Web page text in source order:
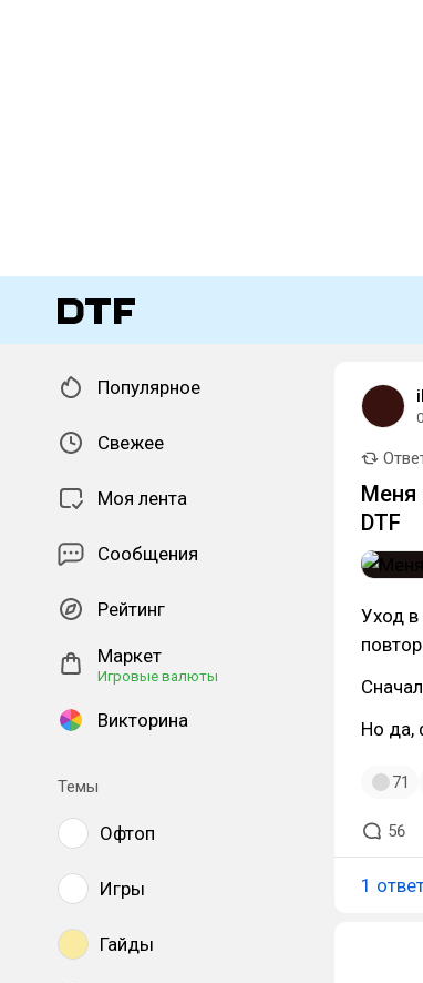
Популярное
Свежее
Моя лента
Сообщения
Рейтинг
Маркет
Игровые валюты
Викторина
Темы
Офтоп
Игры
Гайды
Меня
DTF
Уход в
Но да,
71
56
1